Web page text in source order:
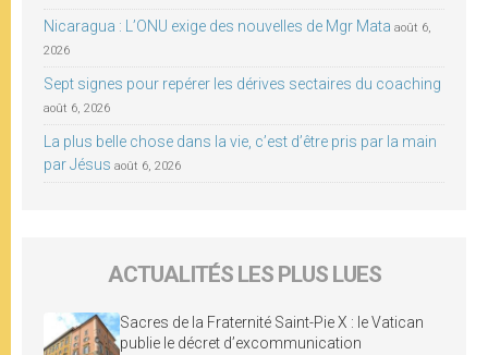
Nicaragua : L’ONU exige des nouvelles de Mgr Mata août 6,
2026
Sept signes pour repérer les dérives sectaires du coaching
août 6, 2026
La plus belle chose dans la vie, c’est d’être pris par la main
par Jésus août 6, 2026
ACTUALITÉS LES PLUS LUES
Sacres de la Fraternité Saint-Pie X : le Vatican
publie le décret d’excommunication